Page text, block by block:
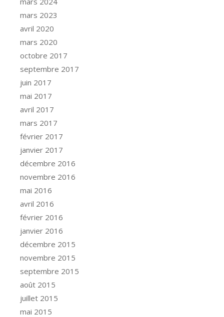
mars 2023
avril 2020
mars 2020
octobre 2017
septembre 2017
juin 2017
mai 2017
avril 2017
mars 2017
février 2017
janvier 2017
décembre 2016
novembre 2016
mai 2016
avril 2016
février 2016
janvier 2016
décembre 2015
novembre 2015
septembre 2015
août 2015
juillet 2015
mai 2015